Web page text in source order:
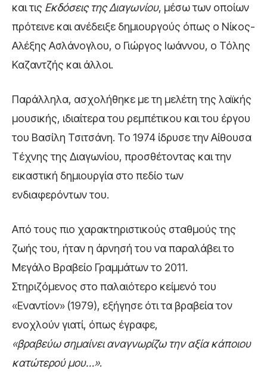
και τις Εκδόσεις της Διαγωνίου, μέσω των οποίων
πρότεινε και ανέδειξε δημιουργούς όπως ο Νίκος-
Αλέξης Ασλάνογλου, ο Γιώργος Ιωάννου, ο Τόλης
Καζαντζής και άλλοι.
Παράλληλα, ασχολήθηκε με τη μελέτη της λαϊκής
μουσικής, ιδιαίτερα του ρεμπέτικου και του έργου
του Βασίλη Τσιτσάνη. Το 1974 ίδρυσε την Αίθουσα
Τέχνης της Διαγωνίου, προσθέτοντας και την
εικαστική δημιουργία στο πεδίο των
ενδιαφερόντων του.
Από τους πιο χαρακτηριστικούς σταθμούς της
ζωής του, ήταν η άρνησή του να παραλάβει το
Μεγάλο Βραβείο Γραμμάτων το 2011.
Στηριζόμενος στο παλαιότερο κείμενό του
«Εναντίον» (1979), εξήγησε ότι τα βραβεία τον
ενοχλούν γιατί, όπως έγραφε,
«βραβεύω σημαίνει αναγνωρίζω την αξία κάποιου
κατώτερού μου…».